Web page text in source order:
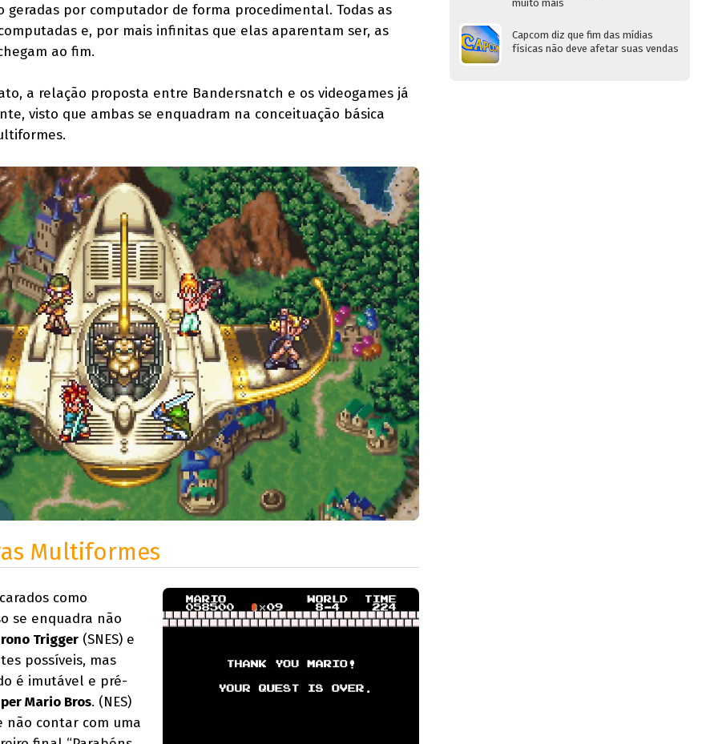
geradas por computador de forma procedimental. Todas as
e, por mais infinitas que elas aparentam ser, as
ao fim.
a relação proposta entre Bandersnatch e os videogames já
visto que ambas se enquadram na conceituação básica
Multiformes
como
se enquadra não
Trigger (SNES) e
possíveis, mas
é imutável e pré-
Mario Bros. (NES)
não contar com uma
muito mais
Capcom diz que fim das mídias
físicas não deve afetar suas vendas